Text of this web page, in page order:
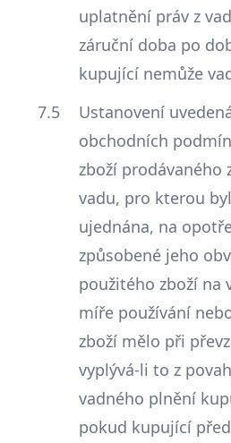
uplatnění práv z
záruční doba po
kupující nemůže
Ustanovení
obchodních
zboží prodávaného
vadu, pro kterou
ujednána, na
způsobené jeho
použitého zboží na
míře používání
zboží mělo při
vyplývá-li to z
vadného plnění
pokud kupující